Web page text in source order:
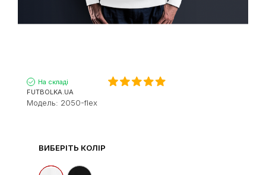
На складі
FUTBOLKA.UA
Модель: 2050-flex
ВИБЕРІТЬ КОЛІР